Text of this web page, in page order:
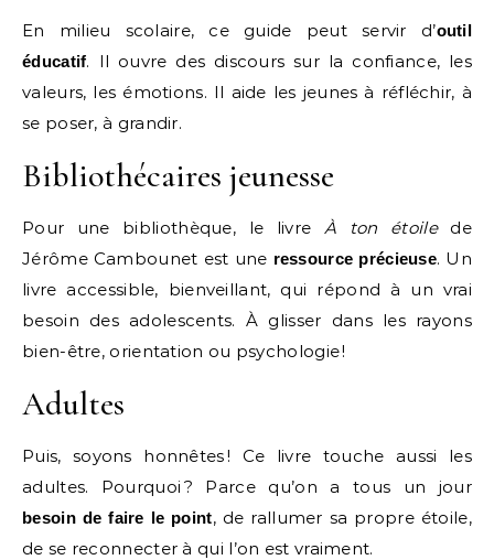
En milieu scolaire, ce guide peut servir d’outil
éducatif. Il ouvre des discours sur la confiance, les
valeurs, les émotions. Il aide les jeunes à réfléchir, à
se poser, à grandir.
Bibliothécaires jeunesse
Pour une bibliothèque, le livre À ton étoilede
Jérôme Cambounet est une ressource précieuse. Un
livre accessible, bienveillant, qui répond à un vrai
besoin des adolescents. À glisser dans les rayons
bien-être, orientation ou psychologie !
Adultes
Puis, soyons honnêtes ! Ce livre touche aussi les
adultes. Pourquoi ? Parce qu’on a tous un jour
besoin de faire le point, de rallumer sa propre étoile,
de se reconnecter à qui l’on est vraiment.